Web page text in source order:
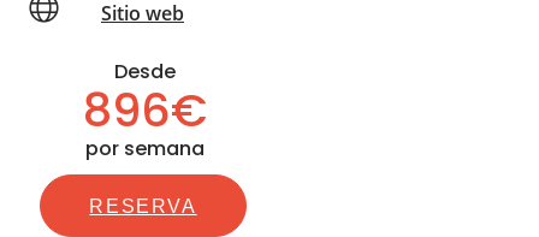
Sitio web
Desde
896€
por semana
RESERVA